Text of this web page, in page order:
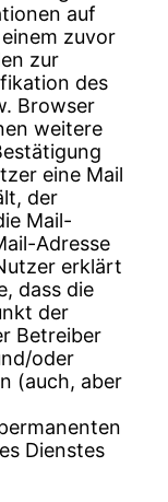
auf
zuvor
zur
des
Browser
weitere
eine Mail
der
Mail-
Adresse
erklärt
dass die
der
Betreiber
oder
(auch, aber
Dienstes